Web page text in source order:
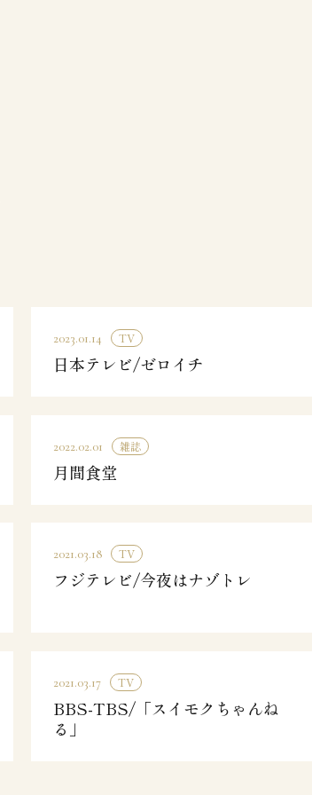
2023.01.14 TV
日本テレビ/ゼロイチ
2022.02.01 雑誌
月間食堂
2021.03.18 TV
フジテレビ/今夜はナゾトレ
2021.03.17 TV
BBS-TBS/「スイモクちゃんね
る」